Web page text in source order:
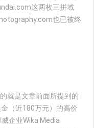
这两枚三拼域
也已被终
就是文章前面所提到的
（近180万元）的高价
企业Wika Media